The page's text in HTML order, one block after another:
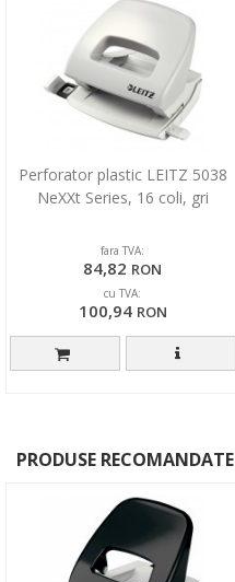
Perforator plastic LEITZ 5038
NeXXt Series, 16 coli, gri
fara TVA:
84,82 RON
cu TVA:
100,94 RON
PRODUSE RECOMANDATE